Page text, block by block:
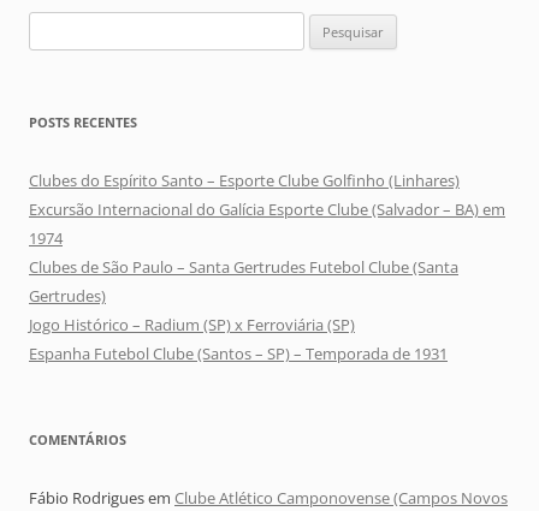
por:
POSTS RECENTES
Clubes do Espírito Santo – Esporte Clube Golfinho (Linhares)
Excursão Internacional do Galícia Esporte Clube (Salvador – BA) em
1974
Clubes de São Paulo – Santa Gertrudes Futebol Clube (Santa
Gertrudes)
Jogo Histórico – Radium (SP) x Ferroviária (SP)
Espanha Futebol Clube (Santos – SP) – Temporada de 1931
COMENTÁRIOS
Fábio Rodriguesem Clube Atlético Camponovense (Campos Novos